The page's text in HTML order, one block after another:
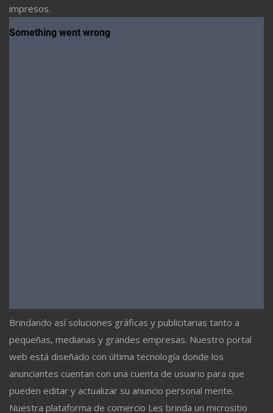
impresos.
Brindando así soluciones gráficas y publicitarias tanto a
pequeñas, medianas y grandes empresas. Nuestro portal
web está diseñado con última tecnología donde los
anunciantes cuentan con una cuenta de usuario para que
pueden editar y actualizar su anuncio personal mente.
Nuestra plataforma de comercio Les brinda un micrositio